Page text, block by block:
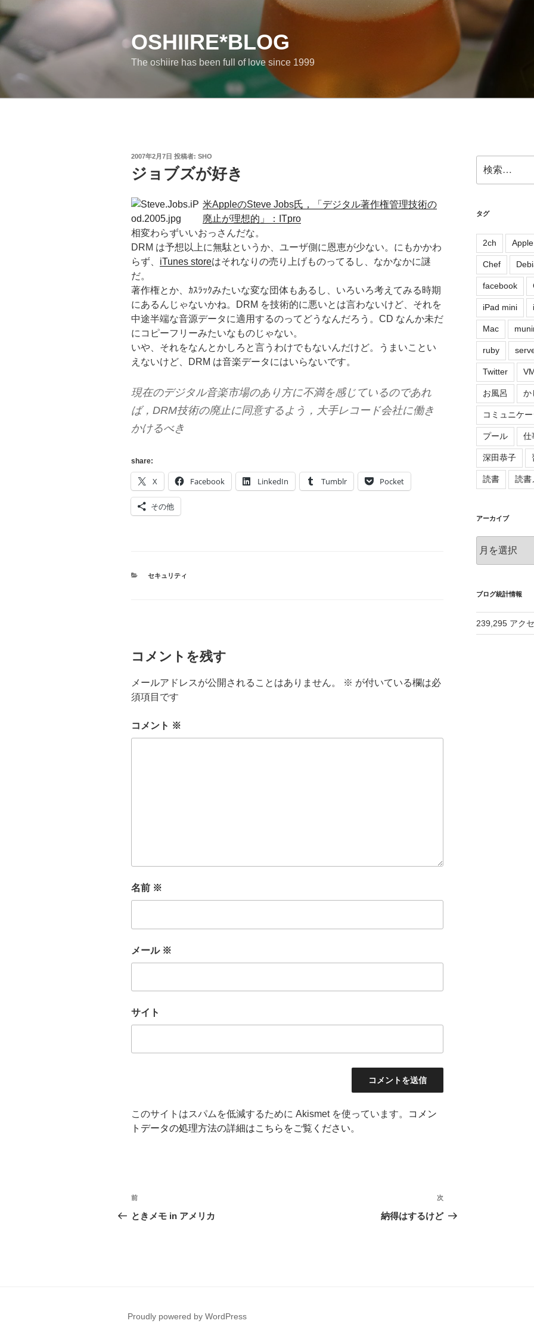
コ
ン
テ
ン
ス
OSHIIRE*BLOG
The oshiire has been full of love since 1999
投
日:
2007年2月7日 投稿者: SHO
ジョブズが好き
米AppleのSteve Jobs氏，「デジタル著作権管理技術の
廃止が理想的」：ITpro
相変わらずいいおっさんだな。
DRM は予想以上に無駄というか、ユーザ側に恩恵が少ない。にもかかわ
らず、 iTunes storeはそれなりの売り上げものってるし、なかなかに謎
だ。
著作権とか、ｶｽﾗｯｸみたいな変な団体もあるし、いろいろ考えてみる時期
にあるんじゃないかね。DRM を技術的に悪いとは言わないけど、それを
中途半端な音源データに適用するのってどうなんだろう。CD なんか未だ
にコピーフリーみたいなものじゃない。
いや、それをなんとかしろと言うわけでもないんだけど。うまいことい
えないけど、DRM は音楽データにはいらないです。
現在のデジタル音楽市場のあり方に不満を感じているのであれ
ば，DRM技術の廃止に同意するよう，大手レコード会社に働き
かけるべき
share:
X Facebook LinkedIn Tumblr Pocket
その他
カ
セキュリティ
コメントを残す
メールアドレスが公開されることはありません。 ※ が付いている欄は必
須項目です
コメント ※
名前 ※
メール ※
サイト
このサイトはスパムを低減するために Akismet を使っています。
コメン
トデータの処理方法の詳細はこちらをご覧ください。
投
稿
シ
前
の
前
ときメモ in アメリカ
次
の
次
納得はするけど
索:
タグ
2ch Apple
Chef
facebook
iPad mini
Mac
ruby
Twitter
お風呂 か
コミュニケ
プール 仕
深田恭子
読書 読書
アーカイブ
ー
ブ
ブログ統計情報
239,295 アク
Proudly powered by WordPress